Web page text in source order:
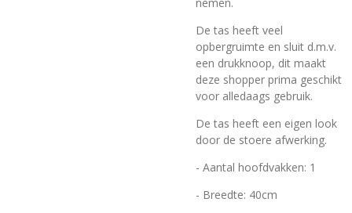
De tas heeft veel
opbergruimte en sluit d.m.v.
een drukknoop, dit maakt
deze shopper prima geschikt
voor alledaags gebruik.
De tas heeft een eigen look
door de stoere afwerking.
- Aantal hoofdvakken: 1
- Breedte: 40cm